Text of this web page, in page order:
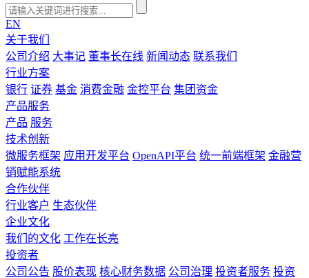
EN
关于我们
公司介绍 大事记 董事长在线 新闻动态 联系我们
行业方案
银行 证券 基金 消费金融 金控平台 集团资金
产品服务
产品 服务
技术创新
微服务框架 应用开发平台 OpenAPI平台 统一前端框架 金融营
销赋能系统
合作伙伴
行业客户 生态伙伴
企业文化
我们的文化 工作在长亮
投资者
公司公告 股价表现 核心财务数据 公司治理 投资者服务 投资